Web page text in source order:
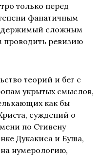
только перед
фанатичным
сложным
проводить ревизию
теорий и бег с
укрытых смыслов,
как бы
суждений о
по Стивену
Дукакиса и Буша,
нумерологию,